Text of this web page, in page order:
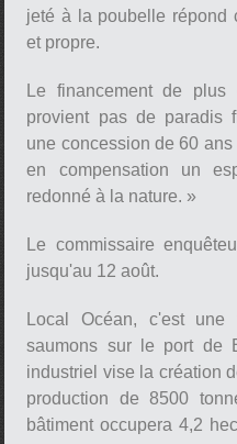
jeté à la poubelle répond
et propre.
Le financement de
provient pas de paradis
une concession de 60
en compensation un
redonné à la nature. »
Le commissaire
jusqu'au 12 août.
Local Océan, c'est une
saumons sur le port de
industriel vise la création
production de 8500
bâtiment occupera 4,2